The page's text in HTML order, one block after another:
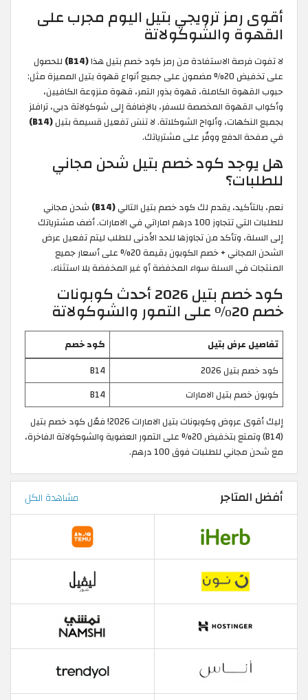
أقوى رمز ترويجي بتيل اليوم مجرب على
القهوة والشوكولاتة
لا تفوت فرصة الاستفادة من رمز كود خصم بتيل هذا(B14)
للحصول
على تخفيض 20% مضمون على جميع أنواع قهوة بتيل المميزة مثل:
حبوب القهوة الكاملة، قهوة بذور التمر، قهوة منزوعة الكافيين،
وأكواب القهوة المخصصة للسفر، بالإضافة إلى شوكولاتة دبي، ترافلز
بجميع النكهات، وألواح الشوكلاتة. لا تنسَ تفعيل قسيمة بتيل(B14)
في صفحة الدفع ووفّر على مشترياتك.
هل يوجد كود خصم بتيل شحن مجاني
للطلبات؟
نعم، بالتأكيد، يقدم لك كود خصم بتيل التالي(B14)
شحن مجاني
للطلبات التي تتجاوز 100 درهم اماراتي في الامارات. أضف مشترياتك
إلى السلة، وتأكد من تجاوزها للحد الأدنى للطلب ليتم تفعيل عرض
الشحن المجاني + خصم الكوبون بقيمة 20% على أسعار جميع
المنتجات في السلة سواء المخفضة أو غير المخفضة بلا استثناء.
كود خصم بتيل 2026 أحدث كوبونات
خصم 20% على التمور والشوكولاتة
تفاصيل عرض بتيل
كود خصم
كود خصم بتيل 2026
B14
كوبون خصم بتيل الامارات
B14
إليك أقوى عروض وكوبونات بتيل الامارات 2026! فعّل كود خصم بتيل
(B14) وتمتع بتخفيض 20% على التمور العضوية والشوكولاتة الفاخرة،
مع شحن مجاني للطلبات فوق 100 درهم.
أفضل المتاجر مشاهدة الكل